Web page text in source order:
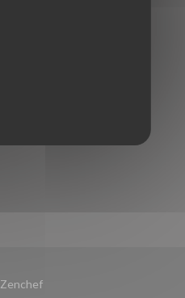
Zenchef((abre en una nueva ventana))